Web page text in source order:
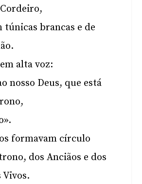
túnicas brancas e de
alta voz:
nosso Deus, que está
formavam círculo
dos Anciãos e dos
Vivos.